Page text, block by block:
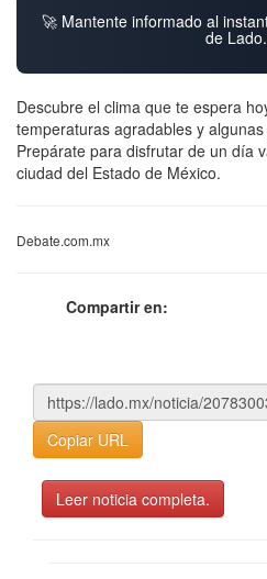
🚀 Mantente informado al
de
Descubre el clima que te espera
temperaturas agradables y
Prepárate para disfrutar de un día
ciudad del Estado de México.
Debate.com.mx
Compartir en:
Copiar URL
Leer noticia completa.